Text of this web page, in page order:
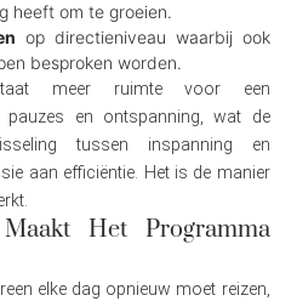
heeft om te groeien.
op directieniveau waarbij ook
besproken worden.
meer ruimte voor een
pauzes en ontspanning, wat de
tussen inspanning en
aan efficiëntie. Het is de manier
Het Programma
elke dag opnieuw moet reizen,